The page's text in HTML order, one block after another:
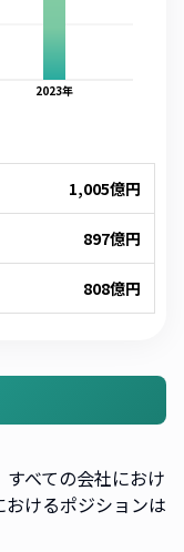
2023年
1,005億円
897億円
808億円
べての会社におけ
けるポジションは